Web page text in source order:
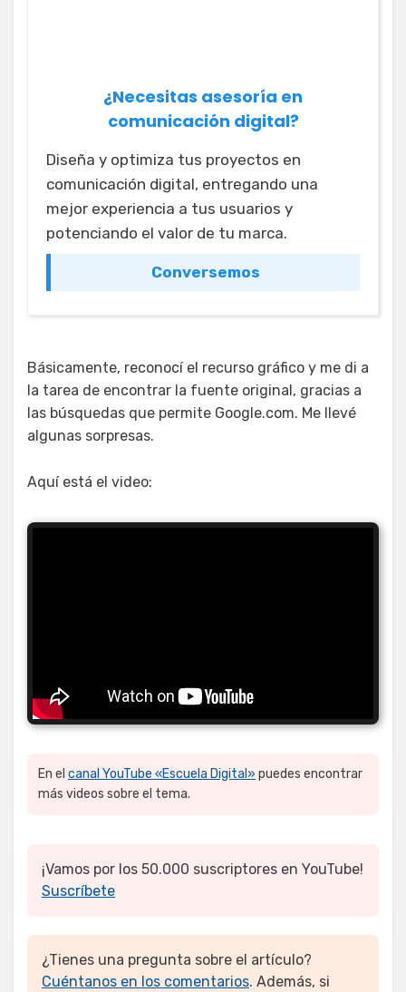
¿Necesitas asesoría en
comunicación digital?
Diseña y optimiza tus proyectos en
comunicación digital, entregando una
mejor experiencia a tus usuarios y
potenciando el valor de tu marca.
Conversemos
Básicamente, reconocí el recurso gráfico y me di a
la tarea de encontrar la fuente original, gracias a
las búsquedas que permite Google.com. Me llevé
algunas sorpresas.
Aquí está el video:
En el canal YouTube «Escuela Digital» puedes encontrar
más videos sobre el tema.
¡Vamos por los 50.000 suscriptores en YouTube!
Suscríbete
¿Tienes una pregunta sobre el artículo?
Cuéntanos en los comentarios. Además, si